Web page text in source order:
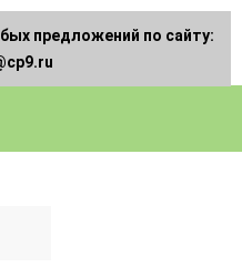
предложений по сайту: